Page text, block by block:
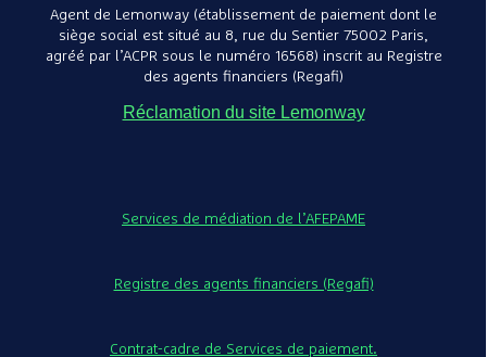
Agent de Lemonway (établissement de paiement dont le
siège social est situé au 8, rue du Sentier 75002 Paris,
agréé par l’ACPR sous le numéro 16568) inscrit au Registre
des agents financiers (Regafi)
Réclamation du site Lemonway
Services de médiation de l’AFEPAME
Registre des agents financiers (Regafi)
Contrat-cadre de Services de paiement.